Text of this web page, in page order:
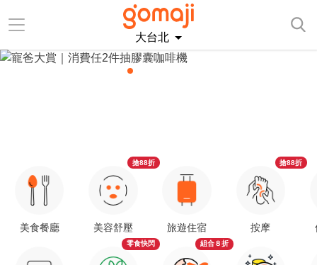
大台北
美食餐廳 美容舒壓
搶88折
零食快閃
旅遊住宿
組合８折
按摩
搶88折